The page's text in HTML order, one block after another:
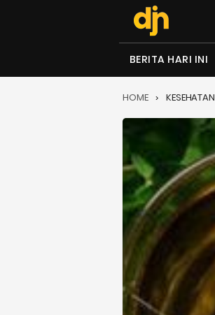
BERITA HARI INI
HOME KESEHATAN